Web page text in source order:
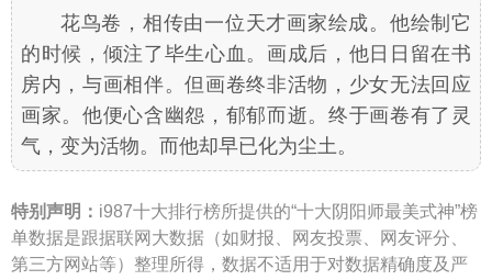
花鸟卷，相传由一位天才画家绘成。他绘制它
的时候，倾注了毕生心血。画成后，他日日留在书
房内，与画相伴。但画卷终非活物，少女无法回应
画家。他便心含幽怨，郁郁而逝。终于画卷有了灵
气，变为活物。而他却早已化为尘土。
特别声明： i987十大排行榜所提供的“十大阴阳师最美式神”榜
单数据是跟据联网大数据（如财报、网友投票、网友评分、
第三方网站等）整理所得，数据不适用于对数据精确度及严